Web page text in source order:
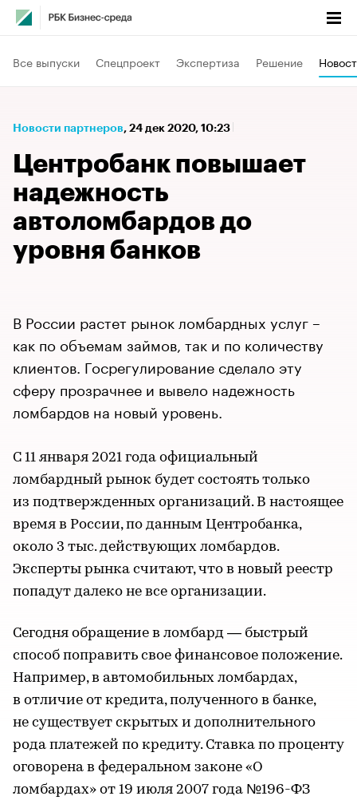
Все выпуски Спецпроект Экспертиза Решение
Новости партнеров⁠, 24 дек 2020, 10:23
Центробанк повышает
надежность
автоломбардов до
уровня банков
В России растет рынок ломбардных услуг –
как по объемам займов, так и по количеству
клиентов. Госрегулирование сделало эту
сферу прозрачнее и вывело надежность
ломбардов на новый уровень.
С 11 января 2021 года официальный
ломбардный рынок будет состоять только
из подтвержденных организаций. В настоящее
время в России, по данным Центробанка,
около 3 тыс. действующих ломбардов.
Эксперты рынка считают, что в новый реестр
попадут далеко не все организации.
Сегодня обращение в ломбард — быстрый
способ поправить свое финансовое положение.
Например, в автомобильных ломбардах,
в отличие от кредита, полученного в банке,
не существует скрытых и дополнительного
рода платежей по кредиту. Ставка по проценту
оговорена в федеральном законе «О
ломбардах» от 19 июля 2007 года №196-ФЗ